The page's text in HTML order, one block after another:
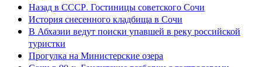
Назад в СССР. Гостиницы советского Сочи
История снесенного кладбища в Сочи
В Абхазии ведут поиски упавшей в реку российской
туристки
Прогулка на Министерские озера